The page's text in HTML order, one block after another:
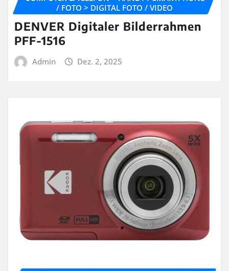
/ FOTO > DIGITAL FOTO / VIDEO
DENVER Digitaler Bilderrahmen
PFF-1516
Admin Dez. 2, 2025